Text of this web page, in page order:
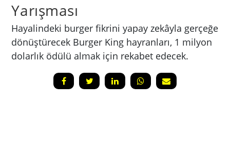
Yarışması
Hayalindeki burger fikrini yapay zekâyla gerçeğe
dönüştürecek Burger King hayranları, 1 milyon
dolarlık ödülü almak için rekabet edecek.